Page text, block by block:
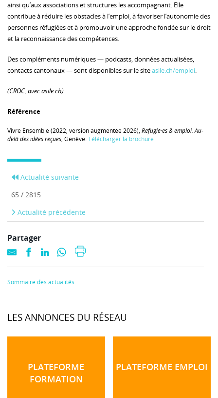
ainsi qu’aux associations et structures les accompagnant. Elle
contribue à réduire les obstacles à l’emploi, à favoriser l’autonomie des
personnes réfugiées et à promouvoir une approche fondée sur le droit
et la reconnaissance des compétences.
Des compléments numériques — podcasts, données actualisées,
contacts cantonaux — sont disponibles sur le siteasile.ch/emploi.
(CROC, avec asile.ch)
Référence
Vivre Ensemble (2022, version augmentée 2026), Réfugié·es & emploi. Au-
delà des idées reçues, Genève.Télécharger la brochure
Actualité suivante
65 / 2815
Actualité précédente
Partager
Sommaire des actualités
LES ANNONCES DU RÉSEAU
PLATEFORME
FORMATION
PLATEFORME EMPLOI